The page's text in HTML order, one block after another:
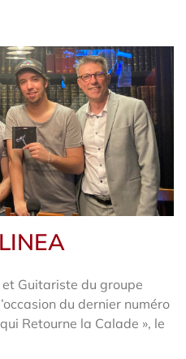
Guitariste du groupe
du dernier numéro
Retourne la Calade », le